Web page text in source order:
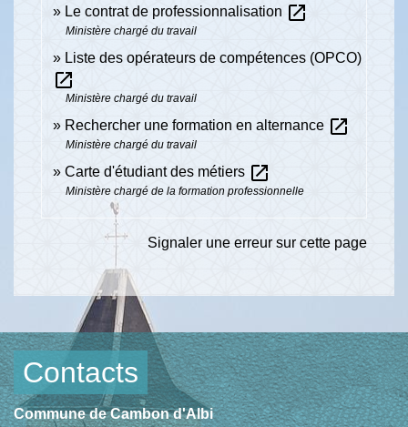
Le contrat de professionnalisation open_in_new
Ministère chargé du travail
Liste des opérateurs de compétences (OPCO)
open_in_new
Ministère chargé du travail
Rechercher une formation en alternance open_in_new
Ministère chargé du travail
Carte d'étudiant des métiers open_in_new
Ministère chargé de la formation professionnelle
Signaler une erreur sur cette page
Contacts
Commune de Cambon d'Albi